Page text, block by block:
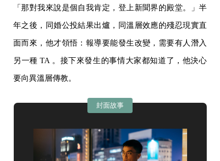
「那對我來說是個自我肯定，登上新聞界的殿堂。」半
年之後，同婚公投結果出爐，同溫層效應的殘忍現實直
面而來，他才領悟：報導要能發生改變，需要有人潛入
另一種 TA 。接下來發生的事情大家都知道了，他決心
要向異溫層傳教。
封面故事